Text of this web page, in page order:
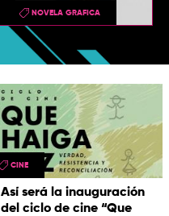
NOVELA GRAFICA
Así será la inauguración
del ciclo de cine “Que
CINE